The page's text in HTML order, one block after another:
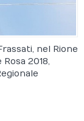
nel Rione
2018,